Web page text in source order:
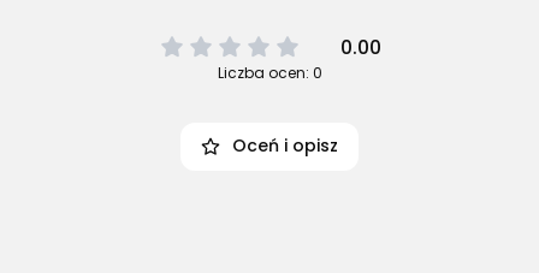
0.00
Liczba ocen: 0
Oceń i opisz